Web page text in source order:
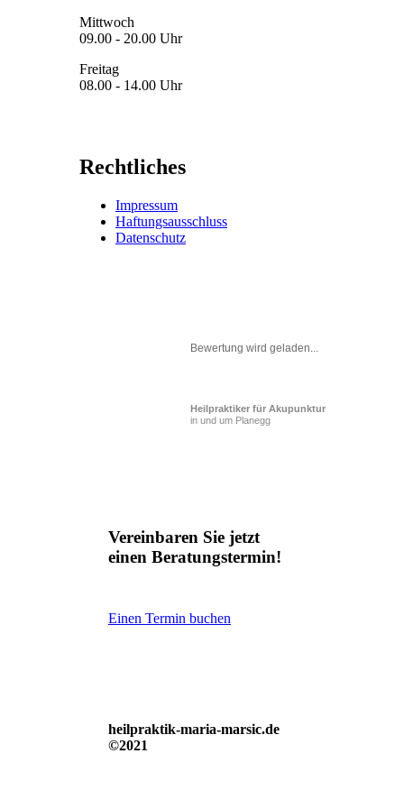
Mittwoch
09.00 - 20.00 Uhr
Freitag
08.00 - 14.00 Uhr
Rechtliches
Impressum
Haftungsausschluss
Datenschutz
Bewertung wird geladen...
Heilpraktiker für Akupunktur
in und um Planegg
Vereinbaren Sie jetzt
einen Beratungstermin!
Einen Termin buchen
heilpraktik-maria-marsic.de
©2021